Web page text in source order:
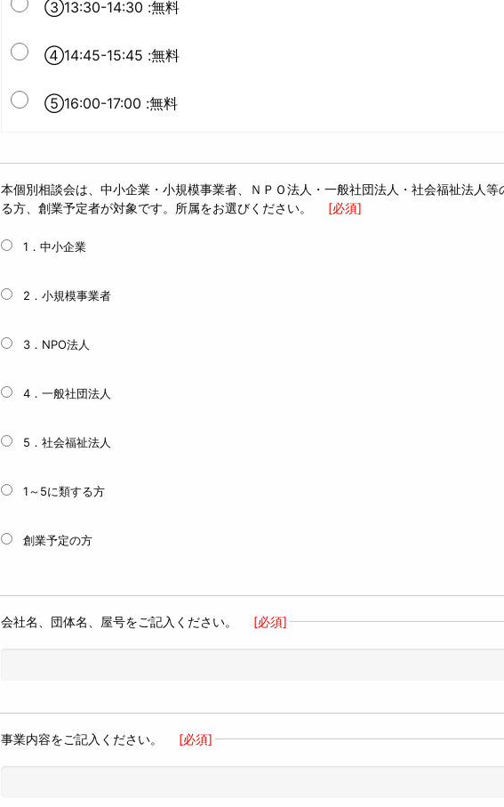
③13:30-14:30 :無料
④14:45-15:45 :無料
⑤16:00-17:00 :無料
本個別相談会は、中小企業・小規模事業者、ＮＰＯ法人・一般社団法人・社会福祉法人
る方、創業予定者が対象です。所属をお選びください。
[必須]
1．中小企業
2．小規模事業者
3．NPO法人
4．一般社団法人
5．社会福祉法人
1～5に類する方
創業予定の方
会社名、団体名、屋号をご記入ください。 [必須]
事業内容をご記入ください。 [必須]